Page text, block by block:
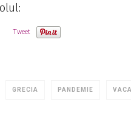
Tweet
GRECIA PANDEMIE